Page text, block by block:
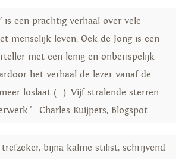
is een prachtig verhaal over vele
menselijk leven. Oek de Jong is een
met een lenig en onberispelijk
het verhaal de lezer vanaf de
loslaat (…). Vijf stralende sterren
–Charles Kuijpers, Blogspot
trefzeker, bijna kalme stilist, schrijvend